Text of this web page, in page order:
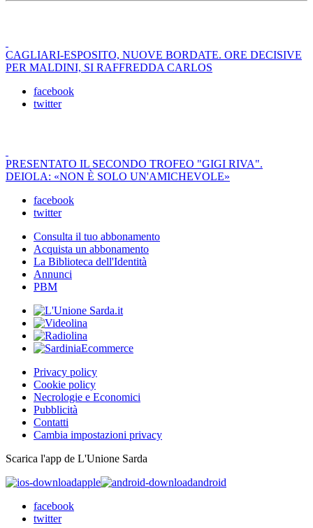
CAGLIARI-ESPOSITO, NUOVE BORDATE. ORE DECISIVE
PER MALDINI, SI RAFFREDDA CARLOS
facebook
twitter
PRESENTATO IL SECONDO TROFEO "GIGI RIVA".
DEIOLA: «NON È SOLO UN'AMICHEVOLE»
facebook
twitter
Consulta il tuo abbonamento
Acquista un abbonamento
La Biblioteca dell'Identità
Annunci
PBM
Privacy policy
Cookie policy
Necrologie e Economici
Pubblicità
Contatti
Cambia impostazioni privacy
Scarica l'app de L'Unione Sarda
apple
android
facebook
twitter